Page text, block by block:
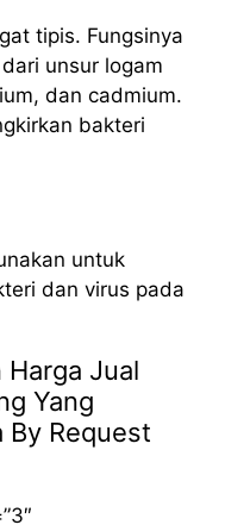
tipis. Fungsinya
unsur logam
dan cadmium.
bakteri
untuk
dan virus pada
Jual
Yang
By Request